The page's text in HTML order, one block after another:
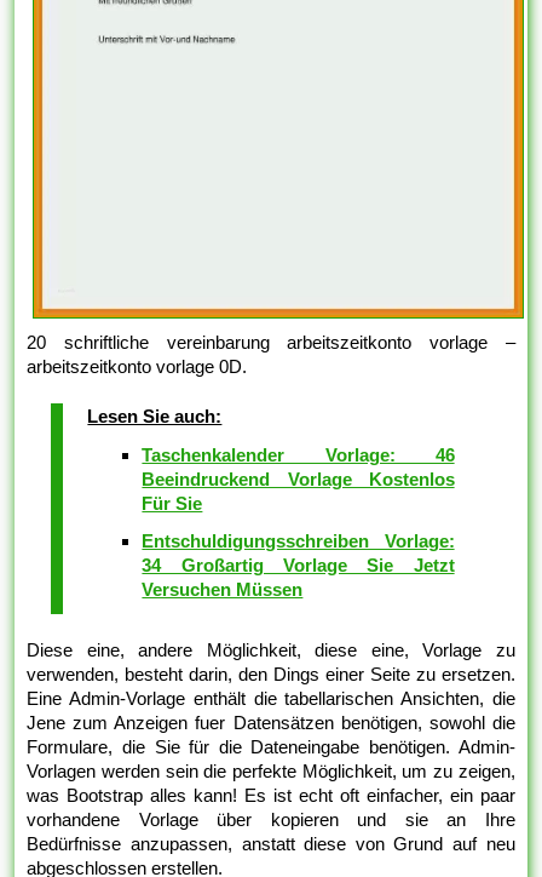
20 schriftliche vereinbarung arbeitszeitkonto vorlage –
arbeitszeitkonto vorlage 0D.
Lesen Sie auch:
Taschenkalender Vorlage: 46
Beeindruckend Vorlage Kostenlos
Für Sie
Entschuldigungsschreiben Vorlage:
34 Großartig Vorlage Sie Jetzt
Versuchen Müssen
Diese eine, andere Möglichkeit, diese eine, Vorlage zu
verwenden, besteht darin, den Dings einer Seite zu ersetzen.
Eine Admin-Vorlage enthält die tabellarischen Ansichten, die
Jene zum Anzeigen fuer Datensätzen benötigen, sowohl die
Formulare, die Sie für die Dateneingabe benötigen. Admin-
Vorlagen werden sein die perfekte Möglichkeit, um zu zeigen,
was Bootstrap alles kann! Es ist echt oft einfacher, ein paar
vorhandene Vorlage über kopieren und sie an Ihre
Bedürfnisse anzupassen, anstatt diese von Grund auf neu
abgeschlossen erstellen.